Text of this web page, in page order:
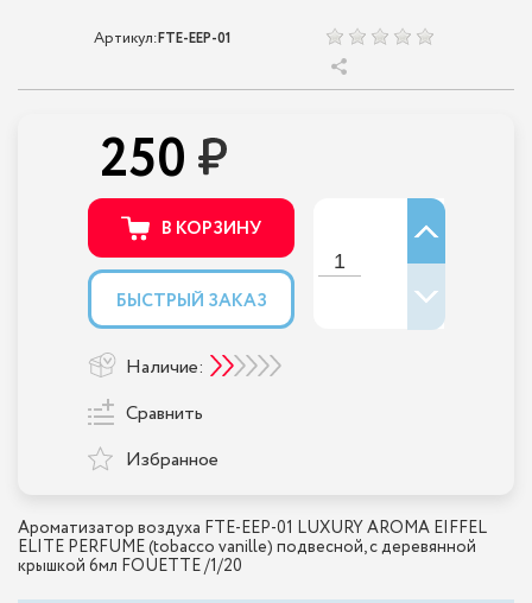
Артикул:FTE-EEP-01
Ароматизатор воздуха FTE-EEP-01 LUXURY AROMA EIFFEL
ELITE PERFUME (tobacco vanille) подвесной, с деревянной
крышкой 6мл FOUETTE /1/20
250
В КОРЗИНУ
БЫСТРЫЙ ЗАКАЗ
Наличие:
Сравнить
Избранное